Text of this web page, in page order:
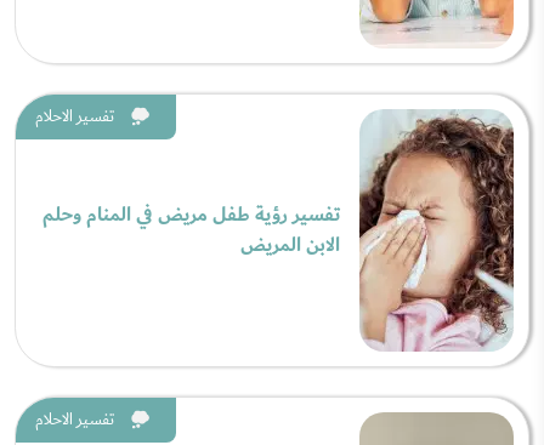
تفسير الاحلام
تفسير رؤية طفل مريض في المنام وحلم
الابن المريض
تفسير الاحلام